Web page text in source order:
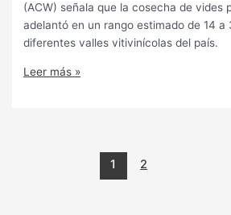
(ACW) señala que la cosecha de vides
adelantó en un rango estimado de 14 a
diferentes valles vitivinícolas del país.
Leer más »
1 2